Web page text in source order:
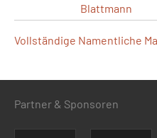
Blattmann
Vollständige Namentliche
Partner & Sponsoren